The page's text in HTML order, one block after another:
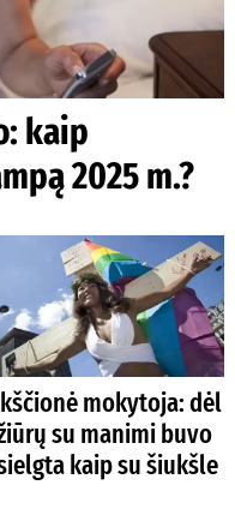
kaip
2025 m.?
mokytoja: dėl
su manimi buvo
kaip su šiukšle